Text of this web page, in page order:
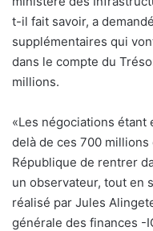
t-il fait savoir, a
supplémentaires qui
dans le compte du
millions.
«Les négociations étant
delà de ces 700
République de rentrer
un observateur, tout en
réalisé par Jules
générale des finances -